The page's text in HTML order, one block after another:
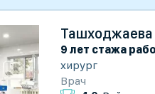
Ташходжаева
9 лет стажа
хирург
Врач